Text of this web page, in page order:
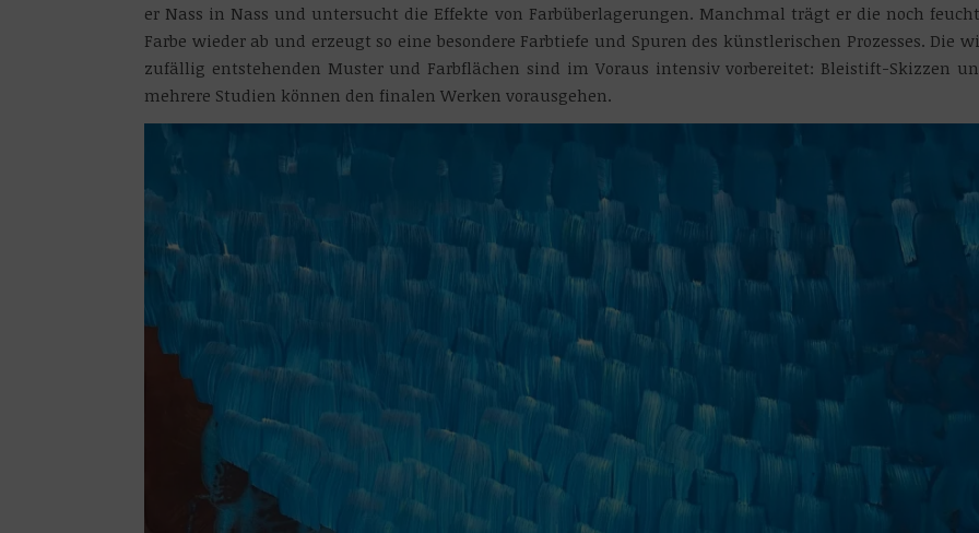
er Nass in Nass und untersucht die Effekte von Farbüberlagerungen. Manchmal trägt er die noch
Farbe wieder ab und erzeugt so eine besondere Farbtiefe und Spuren des künstlerischen Prozesses. Die
zufällig entstehenden Muster und Farbflächen sind im Voraus intensiv vorbereitet: Bleistift-Skizzen
mehrere Studien können den finalen Werken vorausgehen.